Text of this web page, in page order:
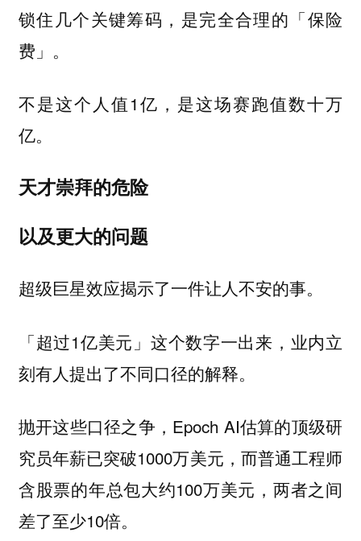
锁住几个关键筹码，是完全合理的「保险
费」。
不是这个人值1亿，是这场赛跑值数十万
亿。
天才崇拜的危险
以及更大的问题
超级巨星效应揭示了一件让人不安的事。
「超过1亿美元」这个数字一出来，业内立
刻有人提出了不同口径的解释。
抛开这些口径之争，Epoch AI估算的顶级研
究员年薪已突破1000万美元，而普通工程师
含股票的年总包大约100万美元，两者之间
差了至少10倍。